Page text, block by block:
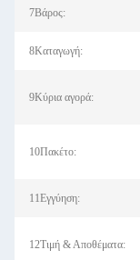
7Βάρος:
8Καταγωγή:
9Κύρια αγορά:
10Πακέτο:
11Εγγύηση:
12Τιμή & Αποθέματα: